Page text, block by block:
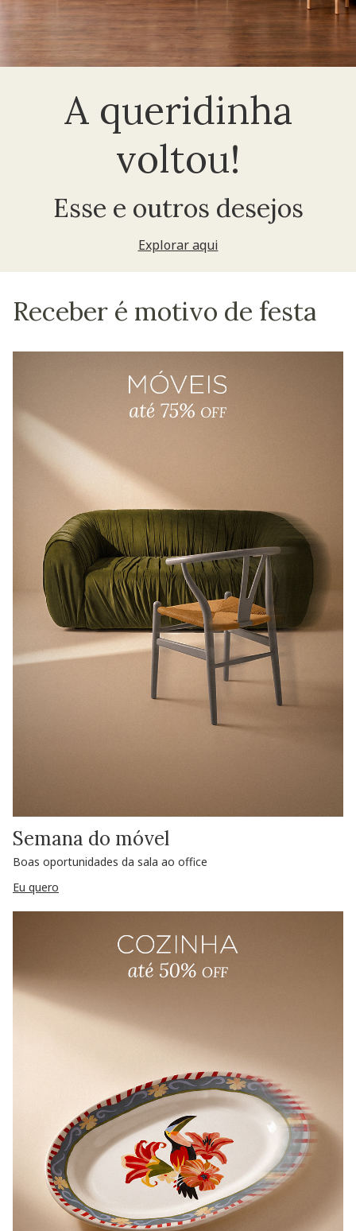
A queridinha
voltou!
Esse e outros desejos
Explorar aqui
Receber é motivo de festa
Semana do móvel
Boas oportunidades da sala ao office
Eu quero